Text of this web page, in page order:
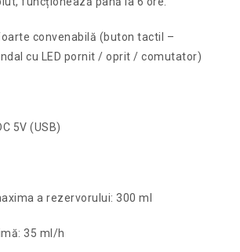
convenabilă (buton tactil –
cu LED pornit / oprit / comutator)
5V (USB)
a rezervorului: 300 ml
35 ml/h